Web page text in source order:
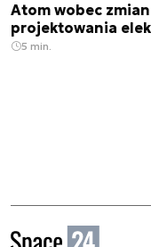
Atom wobec
projektowania
5 min.